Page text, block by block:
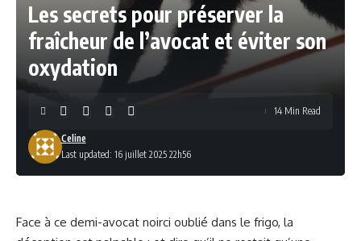
Les secrets pour préserver la
fraîcheur de l’avocat et éviter son
oxydation
Last updated: 16 juillet 2025 22h56
Celine
14 Min Read
Face à ce demi-avocat noirci oublié dans le frigo, la